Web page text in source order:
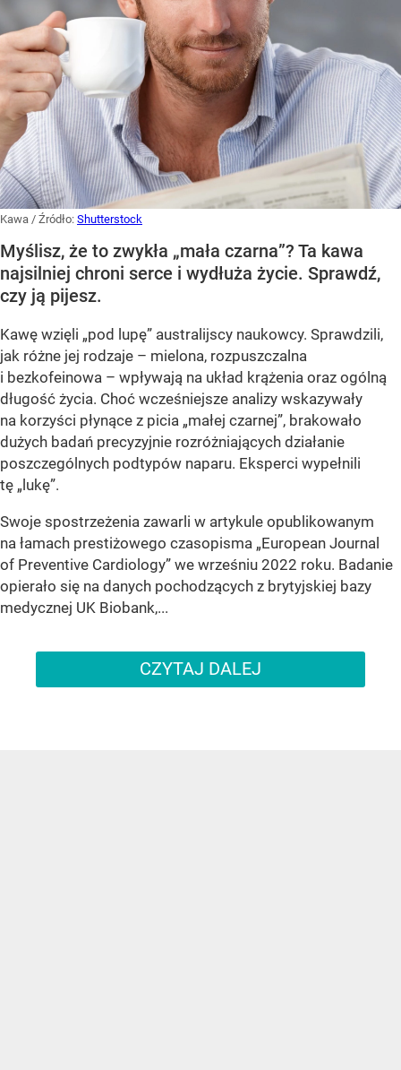
Kawa / Źródło: Shutterstock
Myślisz, że to zwykła „mała czarna”? Ta kawa
najsilniej chroni serce i wydłuża życie. Sprawdź,
czy ją pijesz.
Kawę wzięli „pod lupę” australijscy naukowcy. Sprawdzili,
jak różne jej rodzaje – mielona, rozpuszczalna
i bezkofeinowa – wpływają na układ krążenia oraz ogólną
długość życia. Choć wcześniejsze analizy wskazywały
na korzyści płynące z picia „małej czarnej”, brakowało
dużych badań precyzyjnie rozróżniających działanie
poszczególnych podtypów naparu. Eksperci wypełnili
tę „lukę”.
Swoje spostrzeżenia zawarli w artykule opublikowanym
na łamach prestiżowego czasopisma „European Journal
of Preventive Cardiology” we wrześniu 2022 roku. Badanie
opierało się na danych pochodzących z brytyjskiej bazy
medycznej UK Biobank,...
CZYTAJ DALEJ